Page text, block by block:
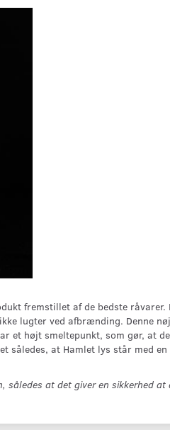
fremstillet af de bedste råvarer.
lugter ved afbrænding. Denne
et højt smeltepunkt, som gør, at de
at Hamlet lys står med en
at det giver en sikkerhed at